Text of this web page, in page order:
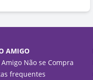
AMIGO
Não se Compra
frequentes